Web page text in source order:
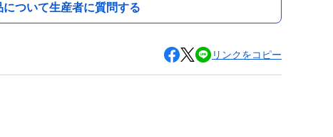
について生産者に質問する
リンクをコピー